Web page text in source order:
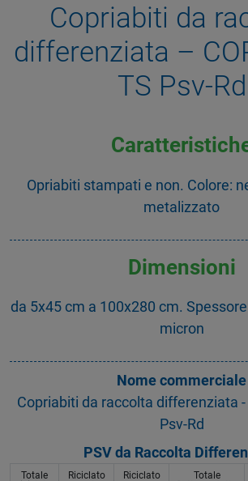
Copriabiti da
differenziata –
TS Psv-Rd
Opriabiti stampati e non. Colore:
metalizzato
Dimensioni
da 5x45 cm a 100x280 cm.
micron
Nome commerciale
Copriabiti da raccolta differenziata -
Psv-Rd
PSV da Raccolta
Totale
Riciclato
Riciclato
Totale